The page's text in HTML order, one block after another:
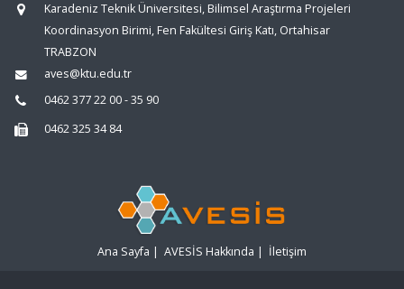
Karadeniz Teknik Üniversitesi, Bilimsel Araştırma Projeleri
Koordinasyon Birimi, Fen Fakültesi Giriş Katı, Ortahisar
TRABZON
aves@ktu.edu.tr
0462 377 22 00 - 35 90
0462 325 34 84
Ana Sayfa | AVESİS Hakkında | İletişim